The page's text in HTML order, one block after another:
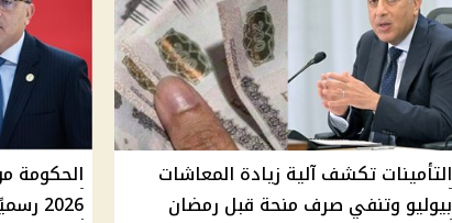
التأمينات تكشف آلية زيادة المعاشات
بيوليو وتنفي صرف منحة قبل رمضان
الحكومة